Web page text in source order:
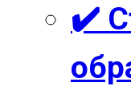
✔️